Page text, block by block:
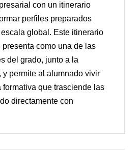
con un itinerario
perfiles preparados
global. Este itinerario
como una de las
del grado, junto a la
y permite al alumnado vivir
formativa que trasciende las
directamente con